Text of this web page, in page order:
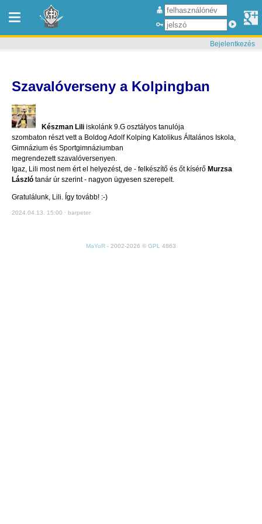
Bejelentkezés
Szavalóverseny a Kolpingban
Készman Liliiskolánk 9.G osztályos tanulója
szombaton részt vett a Boldog Adolf Kolping Katolikus Általános Iskola,
Gimnázium és Sportgimnáziumban
megrendezett szavalóversenyen.
Igaz, Lili most nem ért el helyezést, de - felkészítő és őt kísérő Murzsa
László tanár úr szerint - nagyon ügyesen szerepelt.
Gratulálunk, Lili. Így tovább! :-)
2024.04.13. 15:00 · barpeter
MaYoR - 2002-2026 © GPL 4863